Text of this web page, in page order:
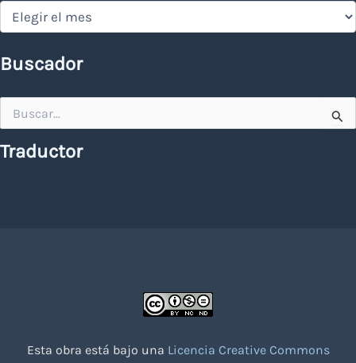
Hemeroteca
Buscador
por:
Traductor
Esta obra está bajo una Licencia Creative Commons